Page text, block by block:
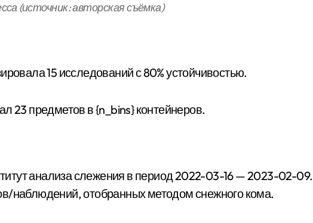
(источник: авторская съёмка)
15 исследований с 80% устойчивостью.
23 предметов в {n_bins} контейнеров.
анализа слежения в период 2022-03-16 — 2023-02-09.
наблюдений, отобранных методом снежного кома.